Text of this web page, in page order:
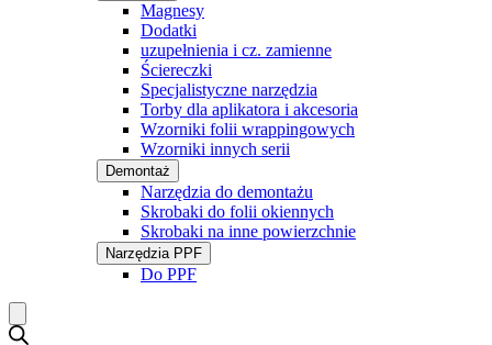
Magnesy
Dodatki
uzupełnienia i cz. zamienne
Ściereczki
Specjalistyczne narzędzia
Torby dla aplikatora i akcesoria
Wzorniki folii wrappingowych
Wzorniki innych serii
Demontaż
Narzędzia do demontażu
Skrobaki do folii okiennych
Skrobaki na inne powierzchnie
Narzędzia PPF
Do PPF